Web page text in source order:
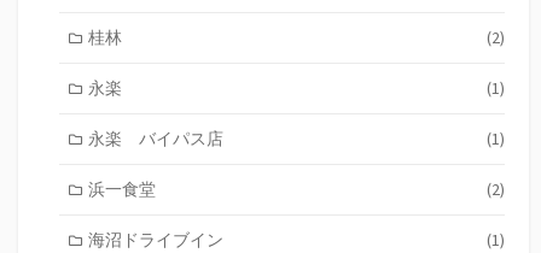
桂林 (2)
永楽 (1)
永楽 バイパス店 (1)
浜一食堂 (2)
海沼ドライブイン (1)